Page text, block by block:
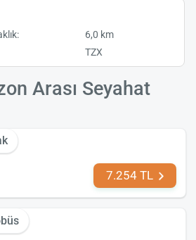
6,0 km
TZX
Arası Seyahat
7.254 TL